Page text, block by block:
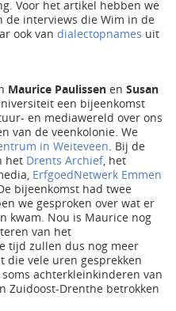
Voor het artikel hebben we
de interviews die Wim in de
ook van dialectopnames uit
Maurice Paulissen en Susan
een bijeenkomst
en mediawereld over ons
van de veenkolonie. We
in Weiteveen. Bij de
het Drents Archief, het
ErfgoedNetwerk Emmen
bijeenkomst had twee
we gesproken over wat er
kwam. Nou is Maurice nog
van het
tijd zullen dus nog meer
die vele uren gesprekken
achterkleinkinderen van
Zuidoost-Drenthe betrokken